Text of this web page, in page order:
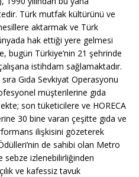
Türk mutfak kültürünü ve
aktarmak ve Türk
hak ettiği yere gelmesi
bugün Türkiye’nin 21 şehrinde
istihdam sağlamaktadır.
Gıda Sevkiyat Operasyonu
müşterilerine gıda
son tüketicilere ve HORECA
30 bine varan çeşitte gıda ve
ilişkisini gözeterek
de sahibi olan Metro
sebze izlenebilirliğinden
ve kafessiz tavuk